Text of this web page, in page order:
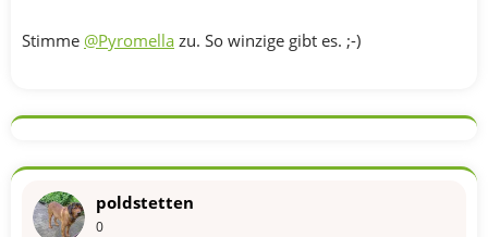
Stimme @Pyromella zu. So winzige gibt es. ;-)
poldstetten
0